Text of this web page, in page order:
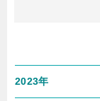
2023年